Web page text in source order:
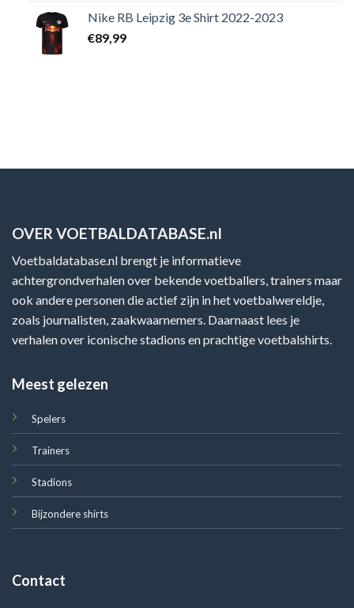
Nike RB Leipzig 3e Shirt 2022-2023
€89,99
OVER VOETBALDATABASE.nl
Voetbaldatabase.nl brengt je informatieve
achtergrondverhalen over bekende voetballers, trainers maar
ook andere personen die actief zijn in het voetbalwereldje,
zoals journalisten, zaakwaarnemers. Daarnaast lees je
verhalen over iconische stadions en prachtige voetbalshirts.
Meest gelezen
Spelers
Trainers
Stadions
Bijzondere shirts
Contact